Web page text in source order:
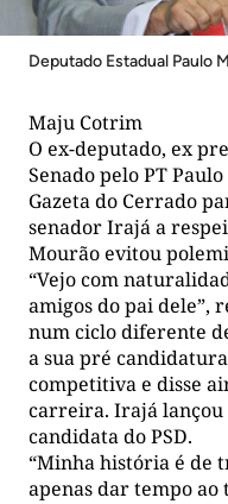
Deputado Estadual Paulo
Maju Cotrim
O ex-deputado, ex
Senado pelo PT
Gazeta do Cerrado
senador Irajá a
Mourão evitou
“Vejo com
amigos do pai dele”,
num ciclo diferente
a sua pré
competitiva e disse
carreira. Irajá lançou
candidata do PSD.
“Minha história é de
apenas dar tempo ao